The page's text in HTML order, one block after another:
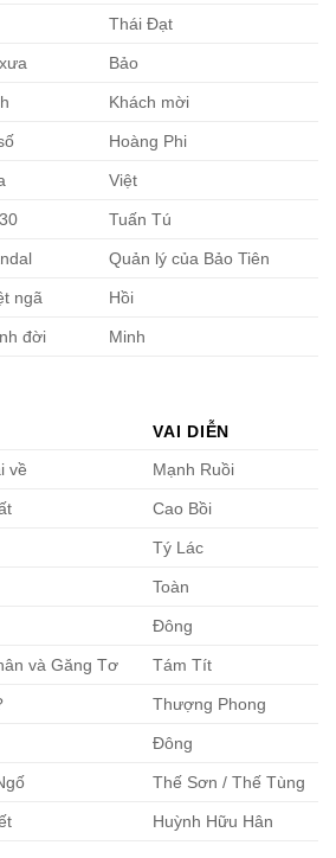
Thái Đạt
Bảo
Khách mời
Hoàng Phi
Việt
Tuấn Tú
Quản lý của Bảo Tiên
ngã Hồi
đời Minh
VAI DIỄN
về Mạnh Ruồi
Cao Bồi
Tý Lác
Toàn
Đông
và Găng Tơ Tám Tít
Thượng Phong
Đông
Thế Sơn / Thế Tùng
Huỳnh Hữu Hân